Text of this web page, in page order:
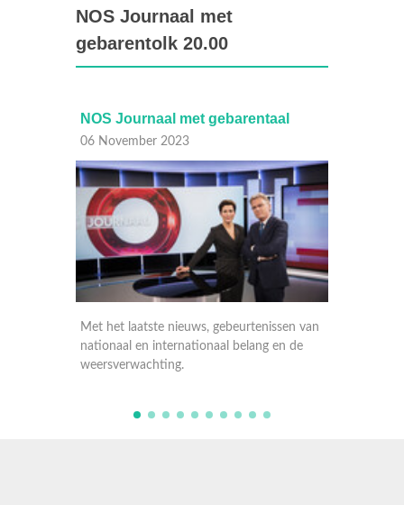
NOS Journaal met
gebarentolk 20.00
met gebarentaal
nieuws, gebeurtenissen van
belang en de
NOS Journaal met
Met het laatste nieuws,
nationaal en internationaal belang